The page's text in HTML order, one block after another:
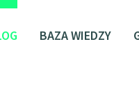
BAZA WIEDZY